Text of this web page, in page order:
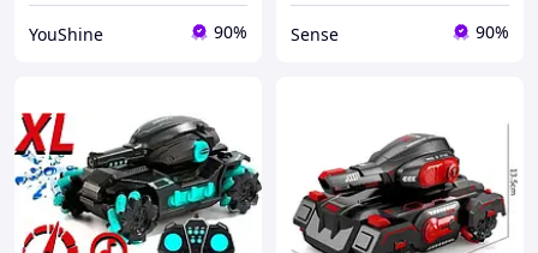
YouShine 90% Sense 90%